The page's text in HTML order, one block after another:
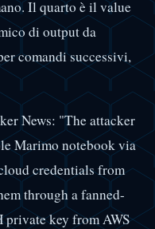
Il quarto è il value
di output da
comandi successivi,
News: "The attacker
Marimo notebook via
credentials from
through a fanned-
private key from AWS